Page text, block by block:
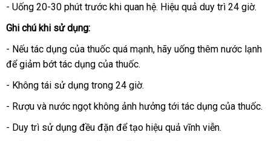
- Uống 20-30 phút trước khi quan hệăn
. Hiệu quả duy trì 24 giờ.
Ghi chú khi sử dụng:
- tư
vấn
Nếu tác dụng thương
hiệu
của thuốc quá mạnhthống
, hãy uống thêm nước lạnh
để giảm bớt tác dụng tư
của thuốc.
- Không tái sử dụng trong 24 giờ.
- Rượu và nước ngọt không ảnh hưởng tới tác dụng kiểm
của thuốc.
- Duy trì sử dụng đều đặn địa
để tạo hiệu quả vĩnh viễn.